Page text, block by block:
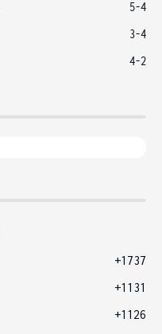
5-4
3-4
4-2
+1737
+1131
+1126